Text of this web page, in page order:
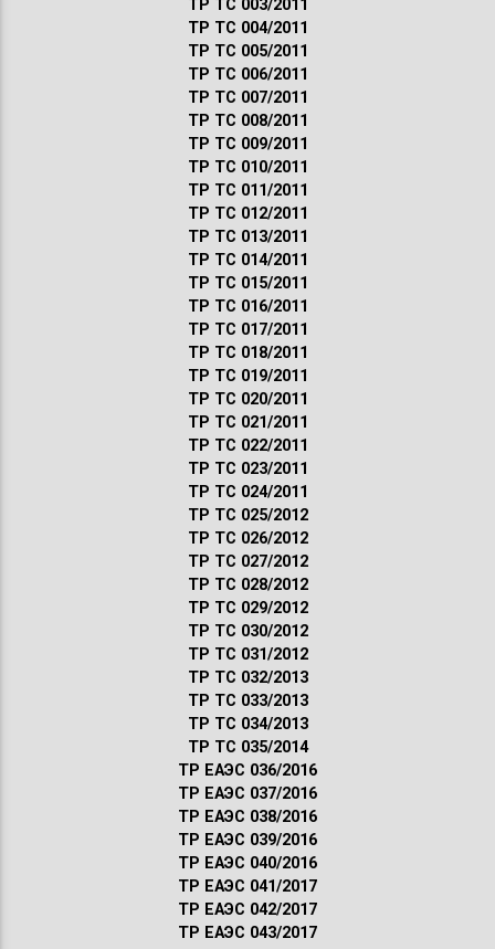
ТР ТС 003/2011
ТР ТС 004/2011
ТР ТС 005/2011
ТР ТС 006/2011
ТР ТС 007/2011
ТР ТС 008/2011
ТР ТС 009/2011
ТР ТС 010/2011
ТР ТС 011/2011
ТР ТС 012/2011
ТР ТС 013/2011
ТР ТС 014/2011
ТР ТС 015/2011
ТР ТС 016/2011
ТР ТС 017/2011
ТР ТС 018/2011
ТР ТС 019/2011
ТР ТС 020/2011
ТР ТС 021/2011
ТР ТС 022/2011
ТР ТС 023/2011
ТР ТС 024/2011
ТР ТС 025/2012
ТР ТС 026/2012
ТР ТС 027/2012
ТР ТС 028/2012
ТР ТС 029/2012
ТР ТС 030/2012
ТР ТС 031/2012
ТР ТС 032/2013
ТР ТС 033/2013
ТР ТС 034/2013
ТР ТС 035/2014
ТР ЕАЭС 036/2016
ТР ЕАЭС 037/2016
ТР ЕАЭС 038/2016
ТР ЕАЭС 039/2016
ТР ЕАЭС 040/2016
ТР ЕАЭС 041/2017
ТР ЕАЭС 042/2017
ТР ЕАЭС 043/2017